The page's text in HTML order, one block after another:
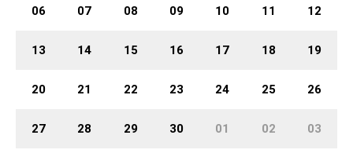
06 07 08 09 10 11 12
13 14 15 16 17 18 19
20 21 22 23 24 25 26
27 28 29 30 01 02 03